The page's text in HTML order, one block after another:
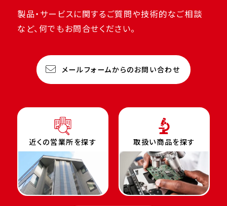
製品・サービスに関するご質問や技術的なご相談
など、何でもお問合せください。
メールフォームからのお問い合わせ
近くの営業所を探す 取扱い商品を探す